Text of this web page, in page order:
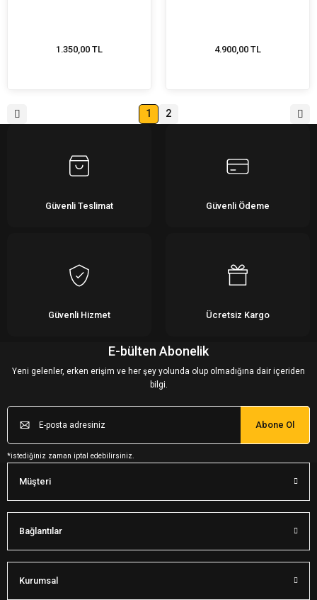
1.350,00 TL 4.900,00 TL
1 2
Güvenli Teslimat Güvenli Ödeme
Güvenli Hizmet Ücretsiz Kargo
E-bülten Abonelik
Yeni gelenler, erken erişim ve her şey yolunda olup olmadığına dair içeriden
bilgi.
Abone Ol
*istediğiniz zaman iptal edebilirsiniz.
Müşteri
Bağlantılar
Kurumsal